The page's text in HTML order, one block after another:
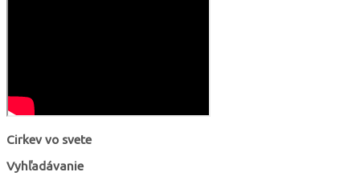
Cirkev vo svete
Vyhľadávanie